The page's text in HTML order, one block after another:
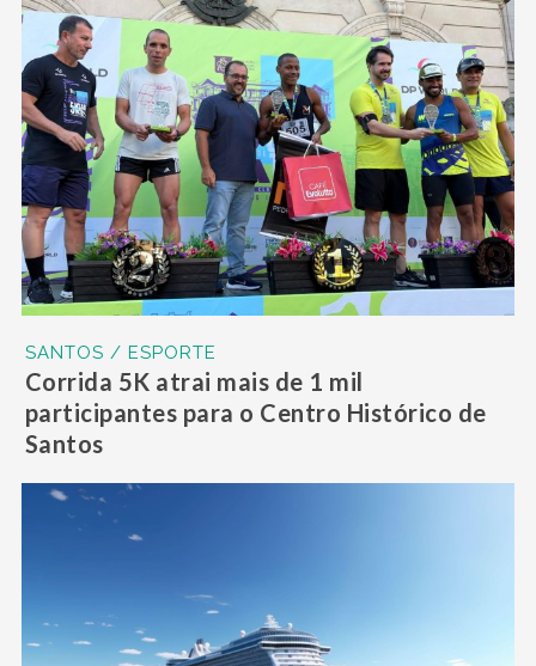
SANTOS / ESPORTE
Corrida 5K atrai mais de 1 mil
participantes para o Centro Histórico de
Santos